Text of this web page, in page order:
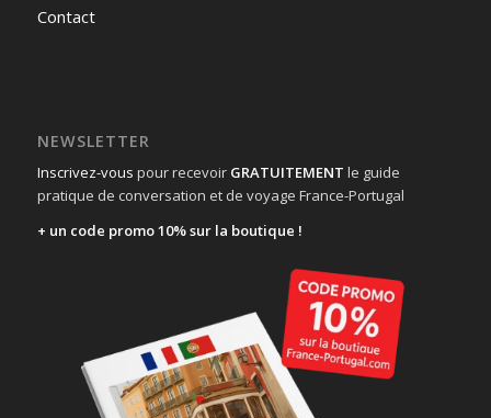
Contact
NEWSLETTER
Inscrivez-vous pour recevoir GRATUITEMENT le guide
pratique de conversation et de voyage France-Portugal
+ un code promo 10% sur la boutique !